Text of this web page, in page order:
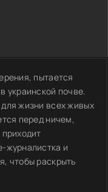
пытается
украинской почве.
жизни всех живых
перед ничем,
журналистка и
чтобы раскрыть